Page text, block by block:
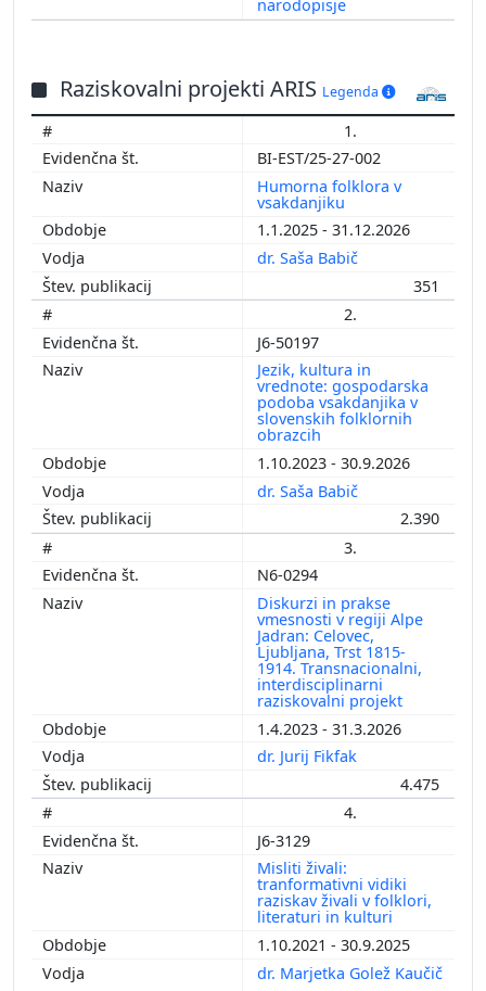
narodopisje
Raziskovalni projekti ARIS Legenda
1.
BI-EST/25-27-002
Humorna folklora v
vsakdanjiku
1.1.2025 - 31.12.2026
dr. Saša Babič
351
2.
J6-50197
Jezik, kultura in
vrednote: gospodarska
podoba vsakdanjika v
slovenskih folklornih
obrazcih
1.10.2023 - 30.9.2026
dr. Saša Babič
2.390
3.
N6-0294
Diskurzi in prakse
vmesnosti v regiji Alpe
Jadran: Celovec,
Ljubljana, Trst 1815-
1914. Transnacionalni,
interdisciplinarni
raziskovalni projekt
1.4.2023 - 31.3.2026
dr. Jurij Fikfak
4.475
4.
J6-3129
Misliti živali:
tranformativni vidiki
raziskav živali v folklori,
literaturi in kulturi
1.10.2021 - 30.9.2025
dr. Marjetka Golež Kaučič